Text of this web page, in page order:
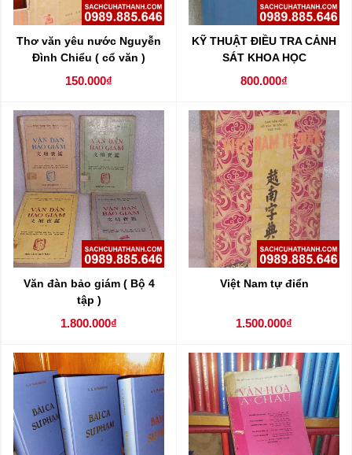
Thơ văn yêu nước Nguyễn
Đình Chiểu ( cổ văn )
150.000₫
KỸ THUẬT ĐIỀU TRA CẢNH
SÁT KHOA HỌC
800.000₫
Văn đàn bảo giám ( Bộ 4
tập )
1.800.000₫
Việt Nam tự điển
1.500.000₫